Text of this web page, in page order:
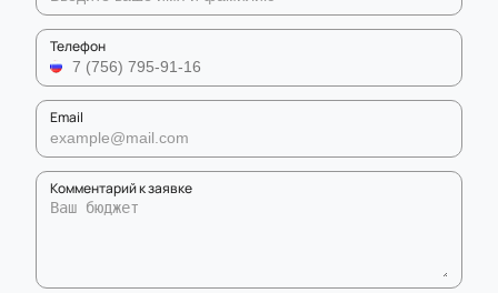
Телефон
Email
Комментарий к заявке